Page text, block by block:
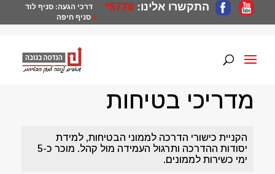
התקשרו אלינו: 5776* דרכי הגעה: סניף לוד
| סניף חיפה
הנדסה בגובה
מדריכי בטיחות
הקניית כישורי הדרכה לממוני הבטיחות, למידת
יסודות ההדרכה ותרגול העמידה מול קהל. מוכר כ-5
ימי כשירות לממונים.